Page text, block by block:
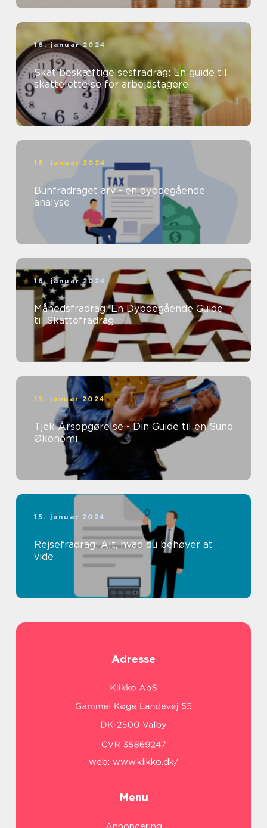
16. januar 2024
Skat beskæftigelsesfradrag: En guide til
skattelettelse for arbejdstagere
16. januar 2024
Bunfradraget arv - en dybdegående
analyse
16. januar 2024
Månedsfradrag: En Dybdegående Guide
til Skattefradrag
15. januar 2024
Tjek Årsopgørelse - Din Guide til en Sund
Økonomi
15. januar 2024
Rejsefradrag: Alt, hvad du behøver at
vide
Adresse
web: www.klikko.dk/
Menu